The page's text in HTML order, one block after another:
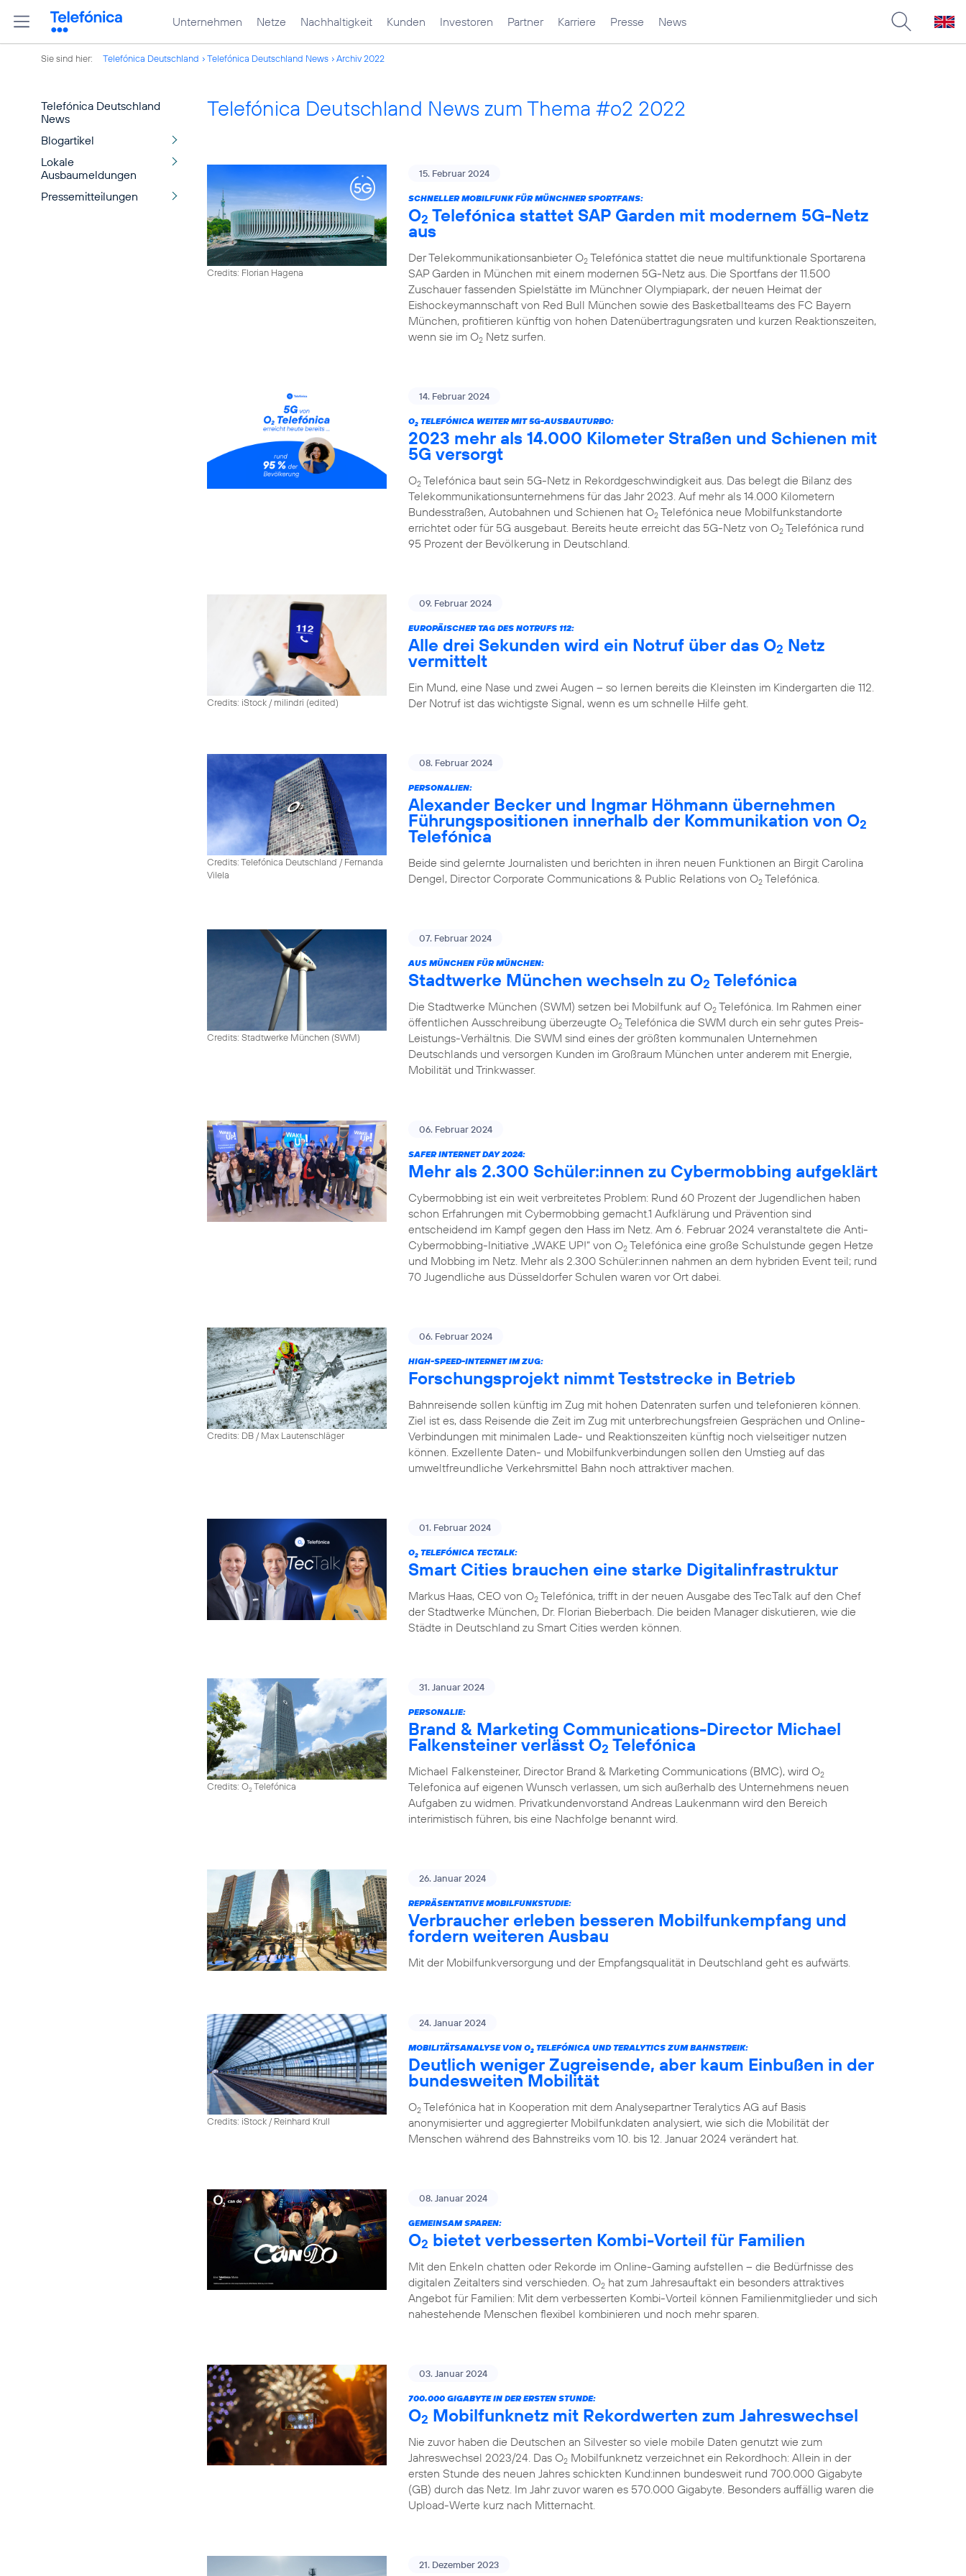
Unternehmen Netze Nachhaltigkeit Kunden Investoren Partner Karriere Presse News
Sie sind hier: Telefónica Deutschland Telefónica Deutschland News Archiv 2022
Telefónica Deutschland
News
Blogartikel
Lokale
Ausbaumeldungen
Pressemitteilungen
Telefónica Deutschland News zum Thema #o2 2022
Credits: Florian Hagena
15. Februar 2024
SCHNELLER MOBILFUNK FÜR MÜNCHNER SPORTFANS:
O2 Telefónica stattet SAP Garden mit modernem 5G-Netz
aus
Der Telekommunikationsanbieter O2 Telefónica stattet die neue multifunktionale Sportarena
SAP Garden in München mit einem modernen 5G-Netz aus. Die Sportfans der 11.500
Zuschauer fassenden Spielstätte im Münchner Olympiapark, der neuen Heimat der
Eishockeymannschaft von Red Bull München sowie des Basketballteams des FC Bayern
München, profitieren künftig von hohen Datenübertragungsraten und kurzen Reaktionszeiten,
wenn sie im O2 Netz surfen.
14. Februar 2024
O2 TELEFÓNICA WEITER MIT 5G-AUSBAUTURBO:
2023 mehr als 14.000 Kilometer Straßen und Schienen mit
5G versorgt
O2 Telefónica baut sein 5G-Netz in Rekordgeschwindigkeit aus. Das belegt die Bilanz des
Telekommunikationsunternehmens für das Jahr 2023. Auf mehr als 14.000 Kilometern
Bundesstraßen, Autobahnen und Schienen hat O2 Telefónica neue Mobilfunkstandorte
errichtet oder für 5G ausgebaut. Bereits heute erreicht das 5G-Netz von O2 Telefónica rund
95 Prozent der Bevölkerung in Deutschland.
Credits: iStock / milindri (edited)
09. Februar 2024
EUROPÄISCHER TAG DES NOTRUFS 112:
Alle drei Sekunden wird ein Notruf über das O2 Netz
vermittelt
Ein Mund, eine Nase und zwei Augen – so lernen bereits die Kleinsten im Kindergarten die 112.
Der Notruf ist das wichtigste Signal, wenn es um schnelle Hilfe geht.
Credits: Telefónica Deutschland / Fernanda
Vilela
08. Februar 2024
PERSONALIEN:
Alexander Becker und Ingmar Höhmann übernehmen
Führungspositionen innerhalb der Kommunikation von O2
Telefónica
Beide sind gelernte Journalisten und berichten in ihren neuen Funktionen an Birgit Carolina
Dengel, Director Corporate Communications & Public Relations von O2 Telefónica.
Credits: Stadtwerke München (SWM)
07. Februar 2024
AUS MÜNCHEN FÜR MÜNCHEN:
Stadtwerke München wechseln zu O2 Telefónica
Die Stadtwerke München (SWM) setzen bei Mobilfunk auf O2 Telefónica. Im Rahmen einer
öffentlichen Ausschreibung überzeugte O2 Telefónica die SWM durch ein sehr gutes Preis-
Leistungs-Verhältnis. Die SWM sind eines der größten kommunalen Unternehmen
Deutschlands und versorgen Kunden im Großraum München unter anderem mit Energie,
Mobilität und Trinkwasser.
06. Februar 2024
SAFER INTERNET DAY 2024:
Mehr als 2.300 Schüler:innen zu Cybermobbing aufgeklärt
Cybermobbing ist ein weit verbreitetes Problem: Rund 60 Prozent der Jugendlichen haben
schon Erfahrungen mit Cybermobbing gemacht.1 Aufklärung und Prävention sind
entscheidend im Kampf gegen den Hass im Netz. Am 6. Februar 2024 veranstaltete die Anti-
Cybermobbing-Initiative „WAKE UP!“ von O2 Telefónica eine große Schulstunde gegen Hetze
und Mobbing im Netz. Mehr als 2.300 Schüler:innen nahmen an dem hybriden Event teil; rund
70 Jugendliche aus Düsseldorfer Schulen waren vor Ort dabei.
Credits: DB / Max Lautenschläger
06. Februar 2024
HIGH-SPEED-INTERNET IM ZUG:
Forschungsprojekt nimmt Teststrecke in Betrieb
Bahnreisende sollen künftig im Zug mit hohen Datenraten surfen und telefonieren können.
Ziel ist es, dass Reisende die Zeit im Zug mit unterbrechungsfreien Gesprächen und Online-
Verbindungen mit minimalen Lade- und Reaktionszeiten künftig noch vielseitiger nutzen
können. Exzellente Daten- und Mobilfunkverbindungen sollen den Umstieg auf das
umweltfreundliche Verkehrsmittel Bahn noch attraktiver machen.
01. Februar 2024
O2 TELEFÓNICA TECTALK:
Smart Cities brauchen eine starke Digitalinfrastruktur
Markus Haas, CEO von O2 Telefónica, trifft in der neuen Ausgabe des TecTalk auf den Chef
der Stadtwerke München, Dr. Florian Bieberbach. Die beiden Manager diskutieren, wie die
Städte in Deutschland zu Smart Cities werden können.
Credits: O2Telefónica
31. Januar 2024
PERSONALIE:
Brand & Marketing Communications-Director Michael
Falkensteiner verlässt O2 Telefónica
Michael Falkensteiner, Director Brand & Marketing Communications (BMC), wird O2
Telefonica auf eigenen Wunsch verlassen, um sich außerhalb des Unternehmens neuen
Aufgaben zu widmen. Privatkundenvorstand Andreas Laukenmann wird den Bereich
interimistisch führen, bis eine Nachfolge benannt wird.
26. Januar 2024
REPRÄSENTATIVE MOBILFUNKSTUDIE:
Verbraucher erleben besseren Mobilfunkempfang und
fordern weiteren Ausbau
Mit der Mobilfunkversorgung und der Empfangsqualität in Deutschland geht es aufwärts.
Credits: iStock / Reinhard Krull
24. Januar 2024
MOBILITÄTSANALYSE VON O2 TELEFÓNICA UND TERALYTICS ZUM BAHNSTREIK:
Deutlich weniger Zugreisende, aber kaum Einbußen in der
bundesweiten Mobilität
O2 Telefónica hat in Kooperation mit dem Analysepartner Teralytics AG auf Basis
anonymisierter und aggregierter Mobilfunkdaten analysiert, wie sich die Mobilität der
Menschen während des Bahnstreiks vom 10. bis 12. Januar 2024 verändert hat.
08. Januar 2024
GEMEINSAM SPAREN:
O2 bietet verbesserten Kombi-Vorteil für Familien
Mit den Enkeln chatten oder Rekorde im Online-Gaming aufstellen – die Bedürfnisse des
digitalen Zeitalters sind verschieden. O2 hat zum Jahresauftakt ein besonders attraktives
Angebot für Familien: Mit dem verbesserten Kombi-Vorteil können Familienmitglieder und sich
nahestehende Menschen flexibel kombinieren und noch mehr sparen.
03. Januar 2024
700.000 GIGABYTE IN DER ERSTEN STUNDE:
O2 Mobilfunknetz mit Rekordwerten zum Jahreswechsel
Nie zuvor haben die Deutschen an Silvester so viele mobile Daten genutzt wie zum
Jahreswechsel 2023/24. Das O2 Mobilfunknetz verzeichnet ein Rekordhoch: Allein in der
ersten Stunde des neuen Jahres schickten Kund:innen bundesweit rund 700.000 Gigabyte
(GB) durch das Netz. Im Jahr zuvor waren es 570.000 Gigabyte. Besonders auffällig waren die
Upload-Werte kurz nach Mitternacht.
21. Dezember 2023